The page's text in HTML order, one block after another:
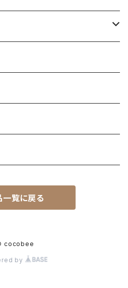
一覧に戻る
cocobee
by